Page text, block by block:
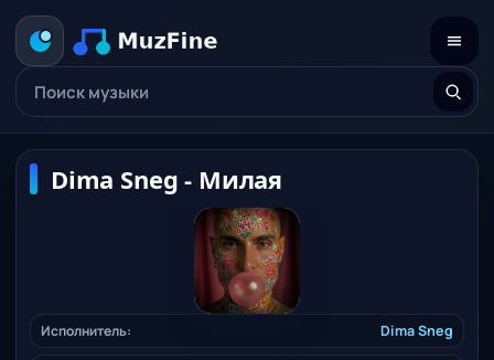
Dima Sneg - Милая
Исполнитель: Dima Sneg